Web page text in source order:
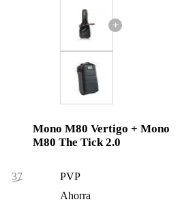
371,00 €
+
Mono M80 Vertigo + Mono
M80 The Tick 2.0
PVP
Ahorra